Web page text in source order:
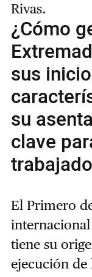
Rivas.
¿Cómo
sus
su
clave
El Primero
tiene su
ejecución de